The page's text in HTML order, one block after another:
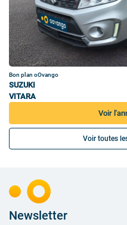
Bon plan oOvango
SUZUKI
VITARA
Voir
Voir toutes
Newsletter